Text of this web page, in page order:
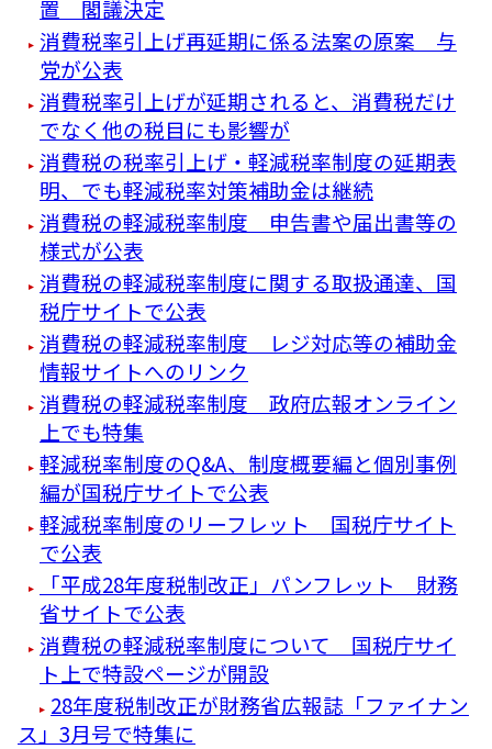
置 閣議決定
消費税率引上げ再延期に係る法案の原案 与
党が公表
消費税率引上げが延期されると、消費税だけ
でなく他の税目にも影響が
消費税の税率引上げ・軽減税率制度の延期表
明、でも軽減税率対策補助金は継続
消費税の軽減税率制度 申告書や届出書等の
様式が公表
消費税の軽減税率制度に関する取扱通達、国
税庁サイトで公表
消費税の軽減税率制度 レジ対応等の補助金
情報サイトへのリンク
消費税の軽減税率制度 政府広報オンライン
上でも特集
軽減税率制度のQ&A、制度概要編と個別事例
編が国税庁サイトで公表
軽減税率制度のリーフレット 国税庁サイト
で公表
「平成28年度税制改正」パンフレット 財務
省サイトで公表
消費税の軽減税率制度について 国税庁サイ
ト上で特設ページが開設
28年度税制改正が財務省広報誌「ファイナン
ス」3月号で特集に